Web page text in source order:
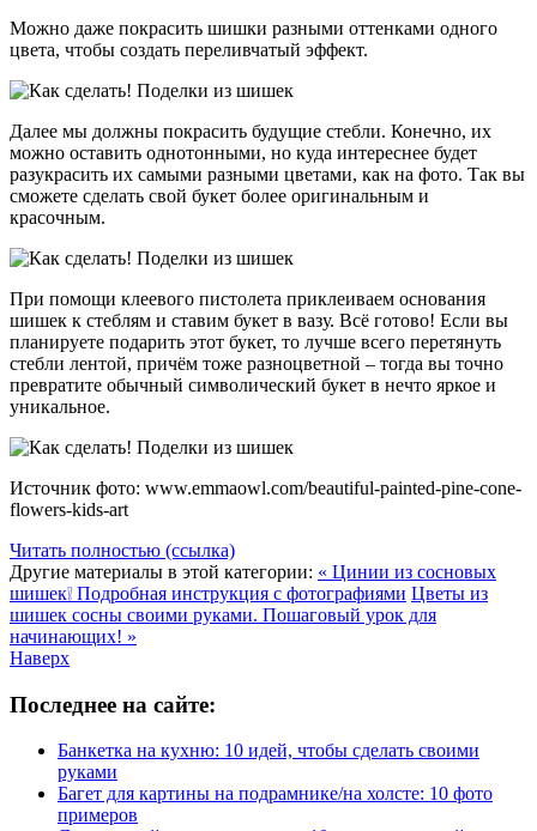
Можно даже покрасить шишки разными оттенками одного
цвета, чтобы создать переливчатый эффект.
Далее мы должны покрасить будущие стебли. Конечно, их
можно оставить однотонными, но куда интереснее будет
разукрасить их самыми разными цветами, как на фото. Так вы
сможете сделать свой букет более оригинальным и
красочным.
При помощи клеевого пистолета приклеиваем основания
шишек к стеблям и ставим букет в вазу. Всё готово! Если вы
планируете подарить этот букет, то лучше всего перетянуть
стебли лентой, причём тоже разноцветной – тогда вы точно
превратите обычный символический букет в нечто яркое и
уникальное.
Источник фото: www.emmaowl.com/beautiful-painted-pine-cone-
flowers-kids-art
Читать полностью (ссылка)
Другие материалы в этой категории: « Цинии из сосновых
шишек❕ Подробная инструкция с фотографиями Цветы из
шишек сосны своими руками. Пошаговый урок для
начинающих! »
Наверх
Последнее на сайте:
Банкетка на кухню: 10 идей, чтобы сделать своими
руками
Багет для картины на подрамнике/на холсте: 10 фото
примеров